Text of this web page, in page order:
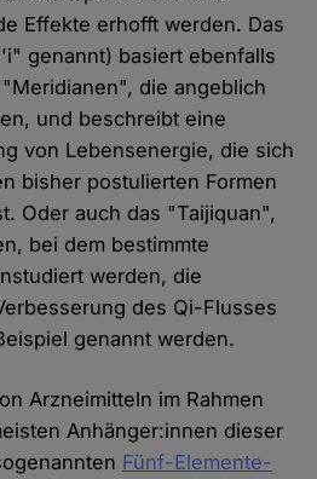
Effekte erhofft werden. Das
genannt) basiert ebenfalls
die angeblich
und beschreibt eine
von Lebensenergie, die sich
bisher postulierten Formen
Oder auch das "Taijiquan",
bei dem bestimmte
werden, die
des Qi-Flusses
genannt werden.
Arzneimitteln im Rahmen
Anhänger:innen dieser
Fünf-Elemente-